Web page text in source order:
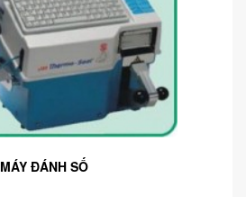
MÁY ĐÁNH SỐ